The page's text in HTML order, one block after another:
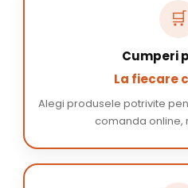
🛒
Cumperi
La fiecare
Alegi produsele potrivite
comanda online,